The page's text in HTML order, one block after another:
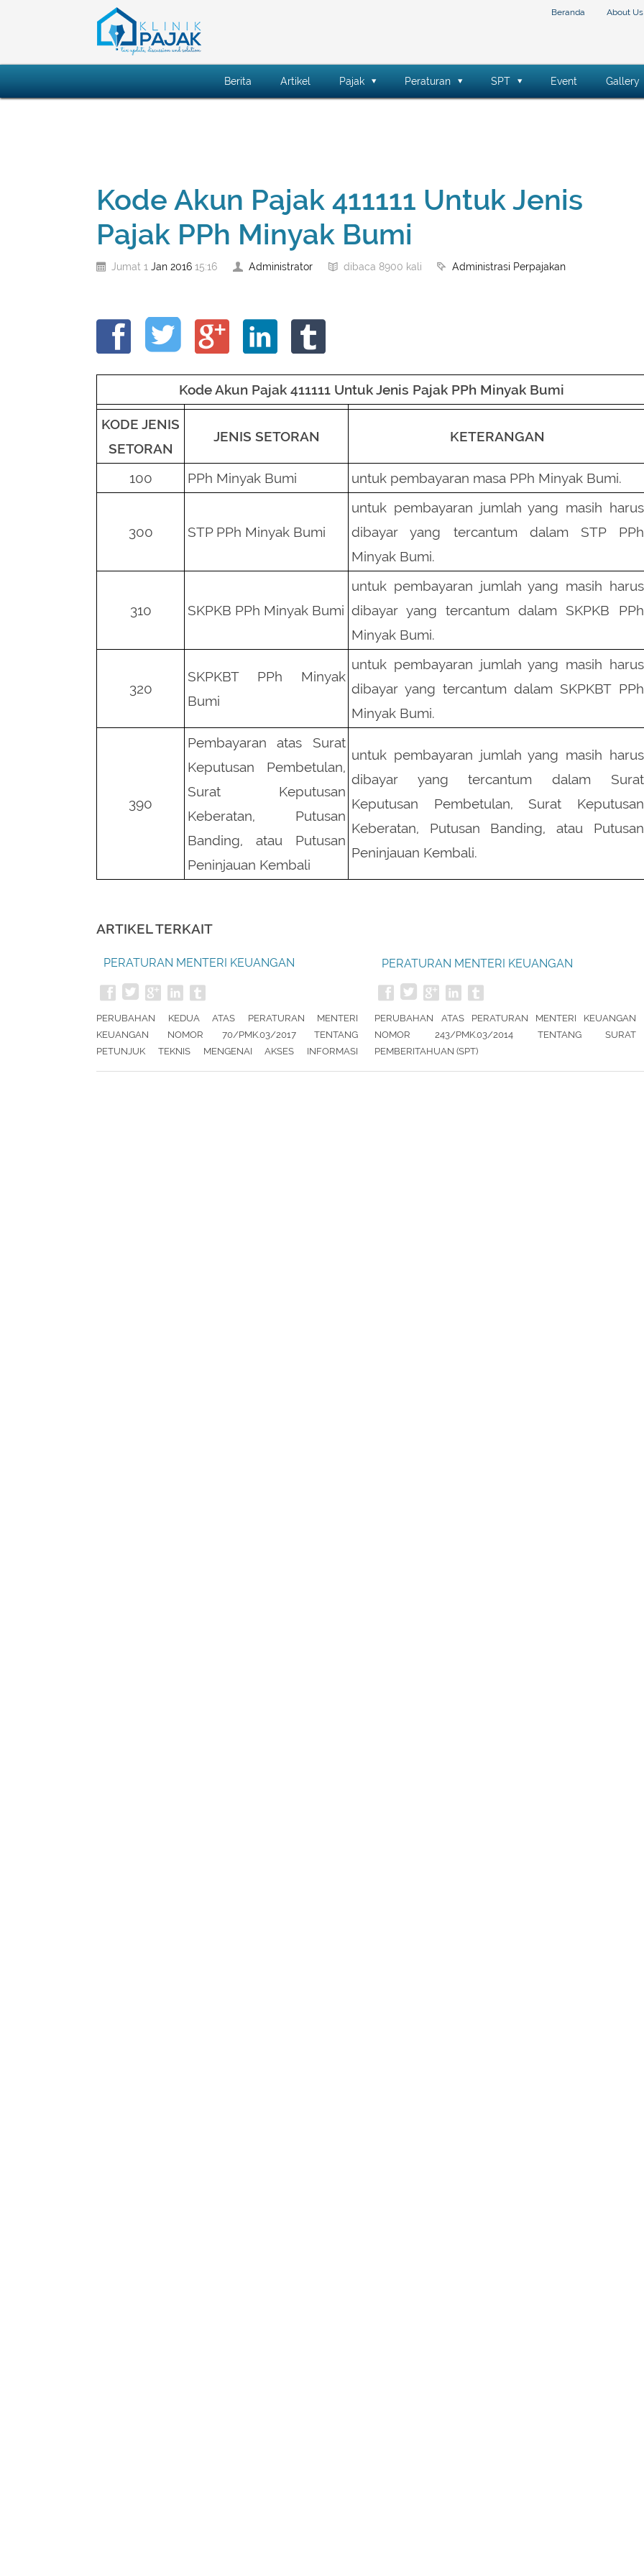
Beranda About Us
Berita Artikel Pajak Peraturan SPT Event Gallery
Kode Akun Pajak 411111 Untuk Jenis
Pajak PPh Minyak Bumi
Jumat 1 Jan 2016 15:16 Administrator dibaca 8900 kali Administrasi Perpajakan
Kode Akun Pajak 411111 Untuk Jenis Pajak PPh Minyak Bumi
KODE JENIS
SETORAN
JENIS SETORAN KETERANGAN
100 PPh Minyak Bumi untuk pembayaran masa PPh Minyak Bumi.
300 STP PPh Minyak Bumi
untuk pembayaran jumlah yang masih harus
dibayar yang tercantum dalam STP PPh
Minyak Bumi.
310 SKPKB PPh Minyak Bumi
untuk pembayaran jumlah yang masih harus
dibayar yang tercantum dalam SKPKB PPh
Minyak Bumi.
320
SKPKBT PPh Minyak
Bumi
untuk pembayaran jumlah yang masih harus
dibayar yang tercantum dalam SKPKBT PPh
Minyak Bumi.
390
Pembayaran atas Surat
Keputusan Pembetulan,
Surat Keputusan
Keberatan, Putusan
Banding, atau Putusan
Peninjauan Kembali
untuk pembayaran jumlah yang masih harus
dibayar yang tercantum dalam Surat
Keputusan Pembetulan, Surat Keputusan
Keberatan, Putusan Banding, atau Putusan
Peninjauan Kembali.
ARTIKEL TERKAIT
PERATURAN MENTERI KEUANGAN
REPUBLIK INDONESIA NOMOR
19/PMK.03/2018
PERUBAHAN KEDUA ATAS PERATURAN MENTERI
KEUANGAN NOMOR 70/PMK.03/2017 TENTANG
PETUNJUK TEKNIS MENGENAI AKSES INFORMASI
PERATURAN MENTERI KEUANGAN
REPUBLIK INDONESIA NOMOR
9/PMK.03/2018
PERUBAHAN ATAS PERATURAN MENTERI KEUANGAN
NOMOR 243/PMK.03/2014 TENTANG SURAT
PEMBERITAHUAN (SPT)